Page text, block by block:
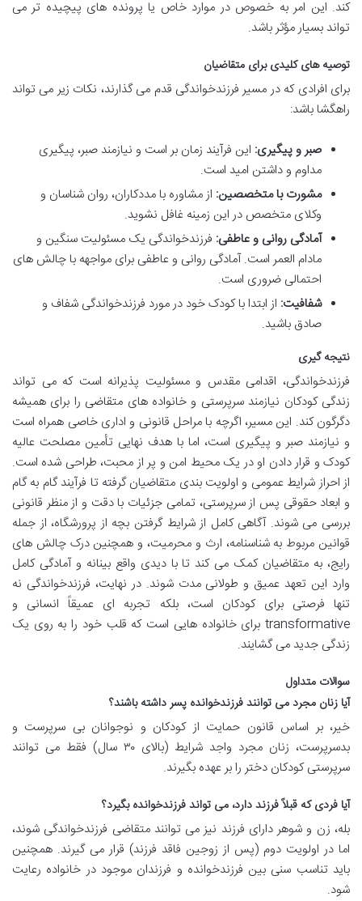
کند. این امر به خصوص در موارد خاص یا پرونده های پیچیده تر می
تواند بسیار مؤثر باشد.
توصیه های کلیدی برای متقاضیان
برای افرادی که در مسیر فرزندخواندگی قدم می گذارند، نکات زیر می تواند
راهگشا باشد:
صبر و پیگیری: این فرآیند زمان بر است و نیازمند صبر، پیگیری
مداوم و داشتن امید است.
مشورت با متخصصین: از مشاوره با مددکاران، روان شناسان و
وکلای متخصص در این زمینه غافل نشوید.
آمادگی روانی و عاطفی: فرزندخواندگی یک مسئولیت سنگین و
مادام العمر است. آمادگی روانی و عاطفی برای مواجهه با چالش های
احتمالی ضروری است.
شفافیت: از ابتدا با کودک خود در مورد فرزندخواندگی شفاف و
صادق باشید.
نتیجه گیری
فرزندخواندگی، اقدامی مقدس و مسئولیت پذیرانه است که می تواند
زندگی کودکان نیازمند سرپرستی و خانواده های متقاضی را برای همیشه
دگرگون کند. این مسیر، اگرچه با مراحل قانونی و اداری خاصی همراه است
و نیازمند صبر و پیگیری است، اما با هدف نهایی تأمین مصلحت عالیه
کودک و قرار دادن او در یک محیط امن و پر از محبت، طراحی شده است.
از احراز شرایط عمومی و اولویت بندی متقاضیان گرفته تا فرآیند گام به گام
و ابعاد حقوقی پس از سرپرستی، تمامی جزئیات با دقت و از منظر قانونی
بررسی می شوند. آگاهی کامل از شرایط گرفتن بچه از پرورشگاه، از جمله
قوانین مربوط به شناسنامه، ارث و محرمیت، و همچنین درک چالش های
رایج، به متقاضیان کمک می کند تا با دیدی واقع بینانه و آمادگی کامل
وارد این تعهد عمیق و طولانی مدت شوند. در نهایت، فرزندخواندگی نه
تنها فرصتی برای کودکان است، بلکه تجربه ای عمیقاً انسانی و
transformative برای خانواده هایی است که قلب خود را به روی یک
زندگی جدید می گشایند.
سوالات متداول
آیا زنان مجرد می توانند فرزندخوانده پسر داشته باشند؟
خیر، بر اساس قانون حمایت از کودکان و نوجوانان بی سرپرست و
بدسرپرست، زنان مجرد واجد شرایط (بالای ۳۰ سال) فقط می توانند
سرپرستی کودکان دختر را بر عهده بگیرند.
آیا فردی که قبلاً فرزند دارد، می تواند فرزندخوانده بگیرد؟
بله، زن و شوهر دارای فرزند نیز می توانند متقاضی فرزندخواندگی شوند،
اما در اولویت دوم (پس از زوجین فاقد فرزند) قرار می گیرند. همچنین
باید تناسب سنی بین فرزندخوانده و فرزندان موجود در خانواده رعایت
شود.